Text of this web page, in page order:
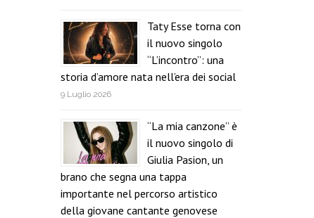
Taty Esse torna con
il nuovo singolo
“L’incontro”: una
storia d’amore nata nell’era dei social
9 Luglio 2026
“La mia canzone” è
il nuovo singolo di
Giulia Pasion, un
brano che segna una tappa
importante nel percorso artistico
della giovane cantante genovese